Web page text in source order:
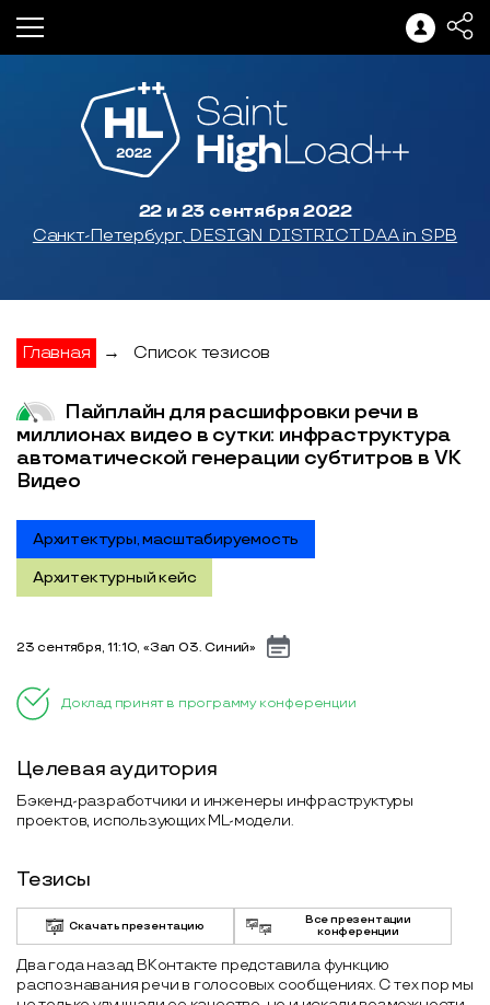
22 и 23 сентября 2022
Санкт-Петербург, DESIGN DISTRICT DAA in SPB
Главная → Список тезисов
Пайплайн для расшифровки речи в
миллионах видео в сутки: инфраструктура
автоматической генерации субтитров в VK
Видео
Архитектуры, масштабируемость
Архитектурный кейс
23 сентября, 11:10, «Зал 03. Синий»
Доклад принят в программу конференции
Целевая аудитория
Бэкенд-разработчики и инженеры инфраструктуры
проектов, использующих ML-модели.
Тезисы
Скачать презентацию
Все презентации
конференции
Два года назад ВКонтакте представила функцию
распознавания речи в голосовых сообщениях. С тех пор мы